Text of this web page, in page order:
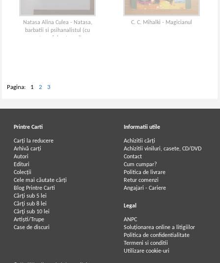
Natasa Alina Culea - Natasa,
barbatii si psihanalistul (cu
autograful autoarei)
C. C. Mihalki - Magicianul
Pagina: 1 2 3
Printre Carti
Carți la reducere
Arhivă carți
Autori
Edituri
Colecții
Cele mai căutate cărți
Blog Printre Carti
Cărţi sub 5 lei
Cărţi sub 8 lei
Cărţi sub 10 lei
Artiști/Trupe
Case de discuri
Informatii utile
Achizitii cărți
Achizitii viniluri, casete, CD/DVD
Contact
Cum cumpar?
Politica de livrare
Retur comenzi
Angajari - Cariere
Legal
ANPC
Soluționarea online a litigiilor
Politica de confidentialitate
Termeni si conditii
Utilizare cookie-uri